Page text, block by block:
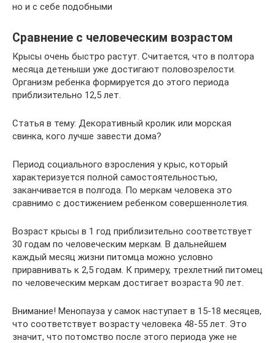
но и с себе подобными
Сравнение с человеческим возрастом
Крысы очень быстро растут. Считается, что в полтора
месяца детеныши уже достигают половозрелости.
Организм ребенка формируется до этого периода
приблизительно 12,5 лет.
Статья в тему: Декоративный кролик или морская
свинка, кого лучше завести дома?
Период социального взросления у крыс, который
характеризуется полной самостоятельностью,
заканчивается в полгода. По меркам человека это
сравнимо с достижением ребенком совершеннолетия.
Возраст крысы в 1 год приблизительно соответствует
30 годам по человеческим меркам. В дальнейшем
каждый месяц жизни питомца можно условно
приравнивать к 2,5 годам. К примеру, трехлетний питомец
по человеческим меркам достигает возраста 90 лет.
Внимание! Менопауза у самок наступает в 15-18 месяцев,
что соответствует возрасту человека 48-55 лет. Это
значит, что потомство после этого периода уже не